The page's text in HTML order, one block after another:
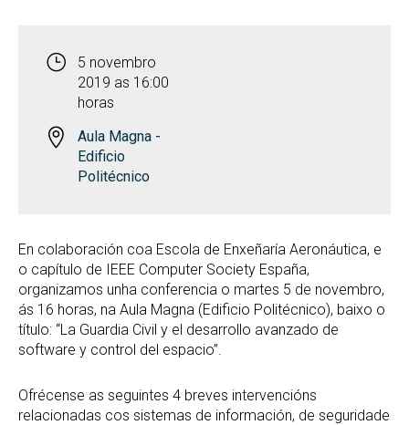
5 novembro
2019 as 16:00
horas
Aula Magna -
Edificio
Politécnico
En colaboración coa Escola de Enxeñaría Aeronáutica, e
o capítulo de IEEE Computer Society España,
organizamos unha conferencia o martes 5 de novembro,
ás 16 horas, na Aula Magna (Edificio Politécnico), baixo o
título: “La Guardia Civil y el desarrollo avanzado de
software y control del espacio”.
Ofrécense as seguintes 4 breves intervencións
relacionadas cos sistemas de información, de seguridade